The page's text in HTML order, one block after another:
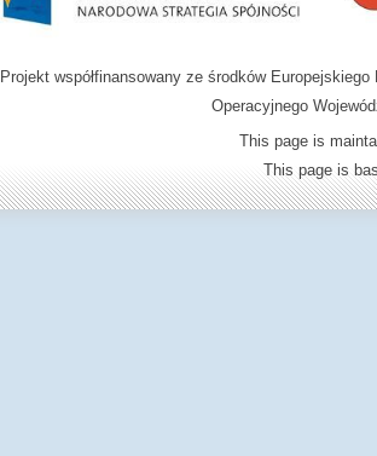
Projekt współfinansowany ze środków
Operacyjnego
This page is
This page is